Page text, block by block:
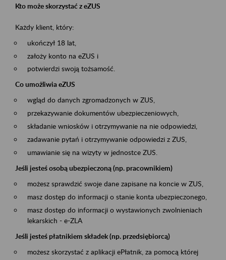
Kto może skorzystać z eZUS
Każdy klient, który:
ukończył 18 lat,
założy konto na eZUS i
potwierdzi swoją tożsamość.
Co umożliwia eZUS
wgląd do danych zgromadzonych w ZUS,
przekazywanie dokumentów ubezpieczeniowych,
składanie wniosków i otrzymywanie na nie odpowiedzi,
zadawanie pytań i otrzymywanie odpowiedzi z ZUS,
umawianie się na wizyty w jednostce ZUS.
Jeśli jesteś osobą ubezpieczoną (np. pracownikiem)
możesz sprawdzić swoje dane zapisane na koncie w ZUS,
masz dostęp do informacji o stanie konta ubezpieczonego,
masz dostęp do informacji o wystawionych zwolnieniach
lekarskich - e-ZLA
Jeśli jesteś płatnikiem składek (np. przedsiębiorcą)
możesz skorzystać z aplikacji ePłatnik, za pomocą której